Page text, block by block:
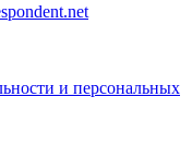
и персональных